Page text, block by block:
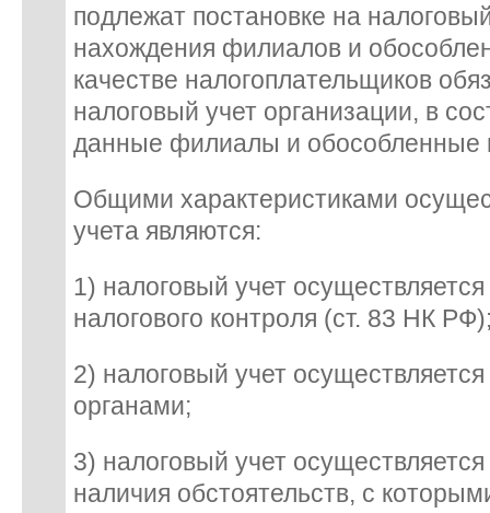
подлежат постановке на
нахождения филиалов и
качестве налогоплательщиков
налоговый учет организации, в
данные филиалы и обособленные
Общими характеристиками
учета являются:
1) налоговый учет
налогового контроля (ст. 83 НК
2) налоговый учет
органами;
3) налоговый учет
наличия обстоятельств, с